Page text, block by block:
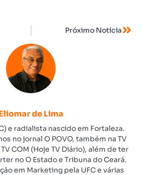
Próximo Notícia
de Lima
e radialista nascido em Fortaleza.
no jornal O POVO, também na TV
COM (Hoje TV Diário), além de ter
no O Estado e Tribuna do Ceará.
em Marketing pela UFC e várias